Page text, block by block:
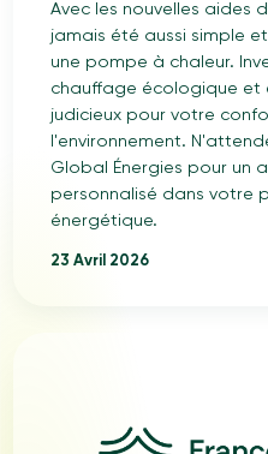
Avec les nouvelles aides
jamais été aussi simple
une pompe à chaleur.
chauffage écologique et
judicieux pour votre
l'environnement.
Global Énergies pour un
personnalisé dans votre
énergétique.
23 Avril 2026